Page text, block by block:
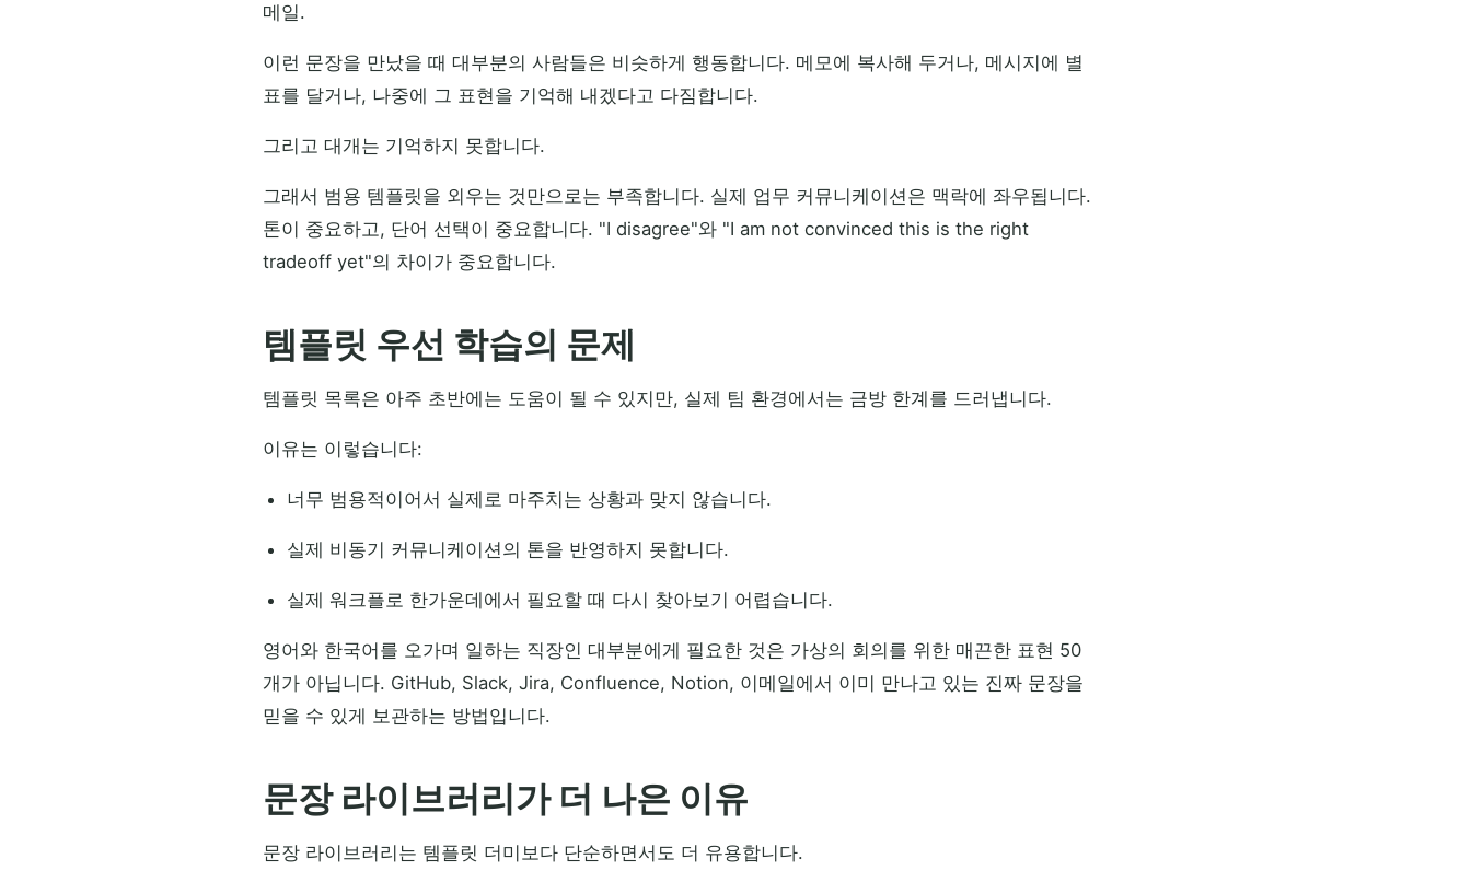
메일.
이런 문장을 만났을 때 대부분의 사람들은 비슷하게 행동합니다. 메모에 복사해 두거나, 메시지에 별
표를 달거나, 나중에 그 표현을 기억해 내겠다고 다짐합니다.
그리고 대개는 기억하지 못합니다.
그래서 범용 템플릿을 외우는 것만으로는 부족합니다. 실제 업무 커뮤니케이션은 맥락에 좌우됩니다.
톤이 중요하고, 단어 선택이 중요합니다. "I disagree"와 "I am not convinced this is the right
tradeoff yet"의 차이가 중요합니다.
템플릿 우선 학습의 문제
템플릿 목록은 아주 초반에는 도움이 될 수 있지만, 실제 팀 환경에서는 금방 한계를 드러냅니다.
이유는 이렇습니다:
너무 범용적이어서 실제로 마주치는 상황과 맞지 않습니다.
실제 비동기 커뮤니케이션의 톤을 반영하지 못합니다.
실제 워크플로 한가운데에서 필요할 때 다시 찾아보기 어렵습니다.
영어와 한국어를 오가며 일하는 직장인 대부분에게 필요한 것은 가상의 회의를 위한 매끈한 표현 50
개가 아닙니다. GitHub, Slack, Jira, Confluence, Notion, 이메일에서 이미 만나고 있는 진짜 문장을
믿을 수 있게 보관하는 방법입니다.
문장 라이브러리가 더 나은 이유
문장 라이브러리는 템플릿 더미보다 단순하면서도 더 유용합니다.